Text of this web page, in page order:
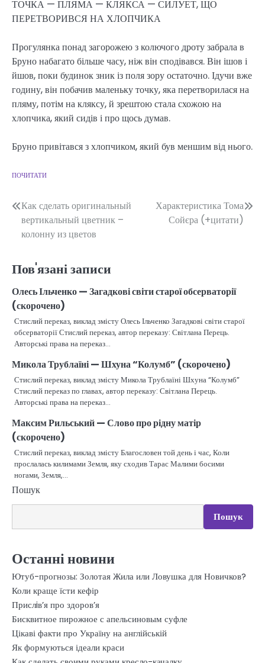
ТОЧКА — ПЛЯМА — КЛЯКСА — СИЛУЕТ, ЩО
ПЕРЕТВОРИВСЯ НА ХЛОПЧИКА
Прогулянка понад загорожею з колючого дроту забрала в
Бруно набагато більше часу, ніж він сподівався. Він ішов і
йшов, поки будинок зник із поля зору остаточно. Ідучи вже
годину, він побачив маленьку точку, яка перетворилася на
пляму, потім на кляксу, й зрештою стала схожою на
хлопчика, який сидів і про щось думав.
Бруно привітався з хлопчиком, який був меншим від нього.
ПОЧИТАТИ
Навігація
записів
Как сделать оригинальный
вертикальный цветник –
колонну из цветов
Характеристика Тома
Сойєра (+цитати)
Пов'язані записи
Олесь Ільченко — Загадкові світи старої обсерваторії
(скорочено)
Стислий переказ, виклад змісту Олесь Ільченко Загадкові світи старої
обсерваторії Стислий переказ, автор переказу: Світлана Перець.
Авторські права на переказ…
Микола Трублаїні — Шхуна “Колумб” (скорочено)
Стислий переказ, виклад змісту Микола Трублаїні Шхуна “Колумб”
Стислий переказ по главах, автор переказу: Світлана Перець.
Авторські права на переказ…
Максим Рильський — Слово про рідну матір
(скорочено)
Стислий переказ, виклад змісту Благословен той день і час, Коли
прослалась килимами Земля, яку сходив Тарас Малими босими
ногами, Земля,…
Пошук
Пошук
Останні новини
Ютуб-прогнозы: Золотая Жила или Ловушка для Новичков?
Коли краще їсти кефір
Прислiв’я про здоров’я
Бисквитное пирожное с апельсиновым суфле
Цікаві факти про Україну на англійській
Як формуються ідеали краси